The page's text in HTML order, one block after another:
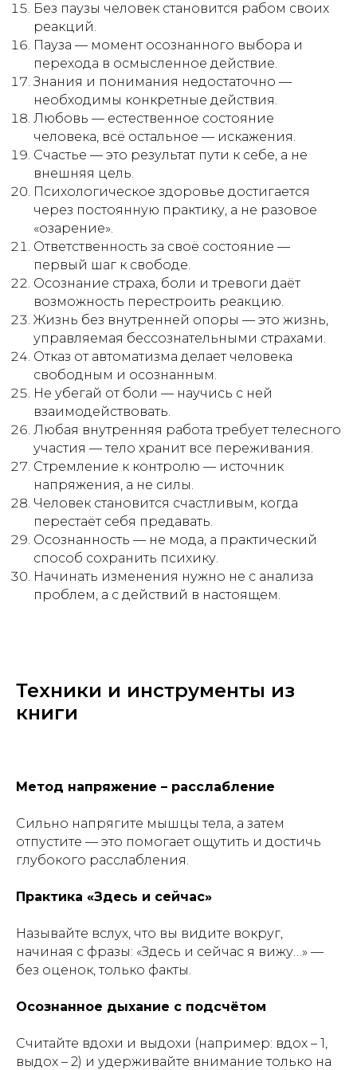
Без паузы человек становится рабом своих
реакций.
Пауза — момент осознанного выбора и
перехода в осмысленное действие.
Знания и понимания недостаточно —
необходимы конкретные действия.
Любовь — естественное состояние
человека, всё остальное — искажения.
Счастье — это результат пути к себе, а не
внешняя цель.
Психологическое здоровье достигается
через постоянную практику, а не разовое
«озарение».
Ответственность за своё состояние —
первый шаг к свободе.
Осознание страха, боли и тревоги даёт
возможность перестроить реакцию.
Жизнь без внутренней опоры — это жизнь,
управляемая бессознательными страхами.
Отказ от автоматизма делает человека
свободным и осознанным.
Не убегай от боли — научись с ней
взаимодействовать.
Любая внутренняя работа требует телесного
участия — тело хранит все переживания.
Стремление к контролю — источник
напряжения, а не силы.
Человек становится счастливым, когда
перестаёт себя предавать.
Осознанность — не мода, а практический
способ сохранить психику.
Начинать изменения нужно не с анализа
проблем, а с действий в настоящем.
Техники и инструменты из
книги
Метод напряжение – расслабление
Сильно напрягите мышцы тела, а затем
отпустите — это помогает ощутить и достичь
глубокого расслабления.
Практика «Здесь и сейчас»
Называйте вслух, что вы видите вокруг,
начиная с фразы: «Здесь и сейчас я вижу…» —
без оценок, только факты.
Осознанное дыхание с подсчётом
Считайте вдохи и выдохи (например: вдох – 1,
выдох – 2) и удерживайте внимание только на